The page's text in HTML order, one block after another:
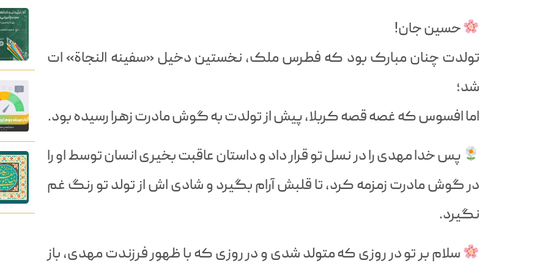
حسین جان!
تولدت چنان مبارک بود که فطرس ملک، نخستین دخیل «سفینه النجاة» ات
شد؛
اما افسوس که غصه قصه کربلا، پیش از تولدت به گوش مادرت زهرا رسیده بود.
پس خدا مهدی را در نسل تو قرار داد و داستان عاقبت بخیری انسان توسط او را
در گوش مادرت زمزمه کرد، تا قلبش آرام بگیرد و شادی اش از تولد تو رنگ غم
نگیرد.
سلام بر تو در روزی که متولد شدی و در روزی که با ظهور فرزندت مهدی، باز